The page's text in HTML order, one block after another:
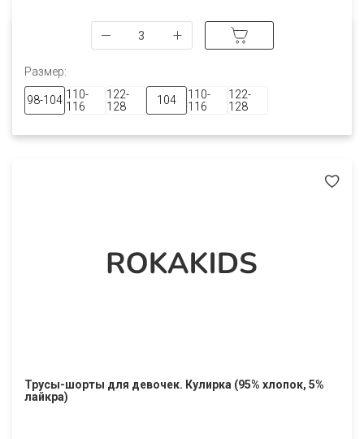
Размер:
98-104 110-
116
122-
128
104
110-
116
122-
128
Трусы-шорты для девочек. Кулирка (95% хлопок, 5%
лайкра)